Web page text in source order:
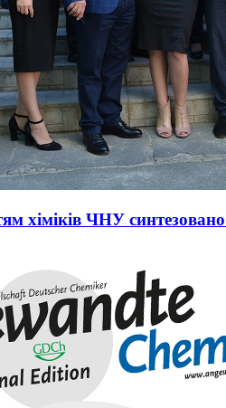
хіміків ЧНУ